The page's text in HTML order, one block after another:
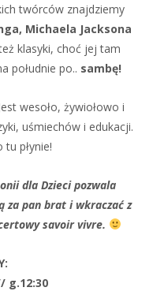
twórców znajdziemy
Michaela Jacksona
klasyki, choć jej tam
południe po.. sambę!
wesoło, żywiołowo i
uśmiechów i edukacji.
tu płynie!
dla Dzieci pozwala
za pan brat i wkraczać z
savoir vivre.
g.12:30